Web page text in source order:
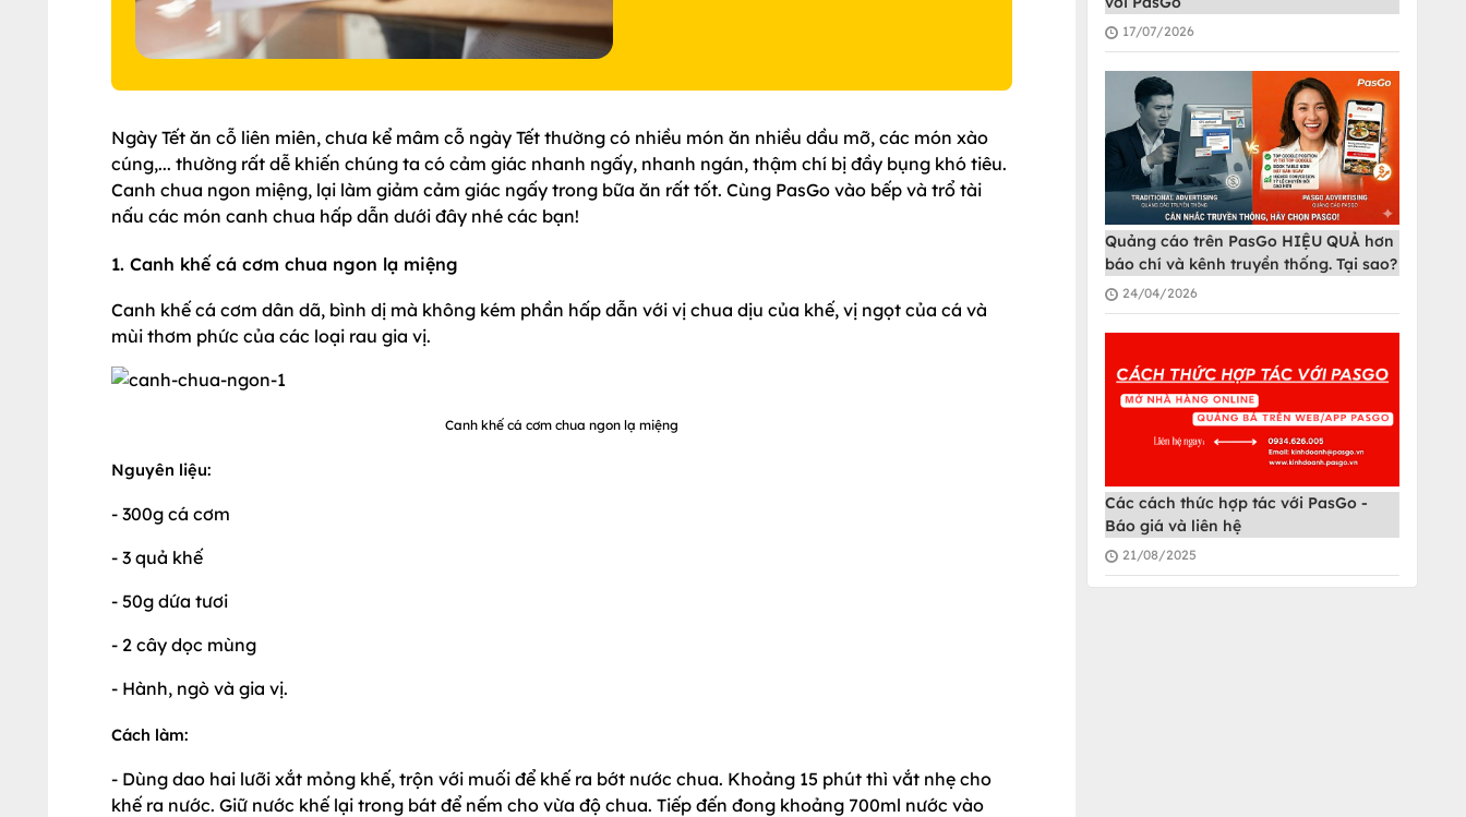
Ngày Tết ăn cỗ liên miên, chưa kể mâm cỗ ngày Tết thường có nhiều món ăn nhiều dầu mỡ, các món xào
cúng,... thường rất dễ khiến chúng ta có cảm giác nhanh ngấy, nhanh ngán, thậm chí bị đầy bụng khó tiêu.
Canh chua ngon miệng, lại làm giảm cảm giác ngấy trong bữa ăn rất tốt. Cùng PasGo vào bếp và trổ tài
nấu các món canh chua hấp dẫn dưới đây nhé các bạn!
1. Canh khế cá cơm chua ngon lạ miệng
Canh khế cá cơm dân dã, bình dị mà không kém phần hấp dẫn với vị chua dịu của khế, vị ngọt của cá và
mùi thơm phức của các loại rau gia vị.
Canh khế cá cơm chua ngon lạ miệng
Nguyên liệu:
- 300g cá cơm
- 3 quả khế
- 50g dứa tươi
- 2 cây dọc mùng
- Hành, ngò và gia vị.
Cách làm:
- Dùng dao hai lưỡi xắt mỏng khế, trộn với muối để khế ra bớt nước chua. Khoảng 15 phút thì vắt nhẹ cho
khế ra nước. Giữ nước khế lại trong bát để nếm cho vừa độ chua. Tiếp đến đong khoảng 700ml nước vào
17/07/2026
Quảng cáo trên PasGo HIỆU QUẢ hơn
báo chí và kênh truyền thống. Tại sao?
24/04/2026
Các cách thức hợp tác với PasGo -
Báo giá và liên hệ
21/08/2025